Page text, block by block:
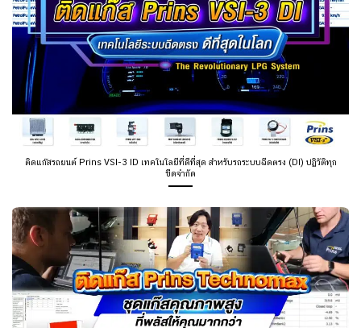
ติดแก๊สรถยนต์ Prins VSI-3 ID เทคโนโลยีที่ดีที่สุด สำหรับรถระบบฉีดตรง (DI) ปฏิวัติทุก
ขีดจำกัด